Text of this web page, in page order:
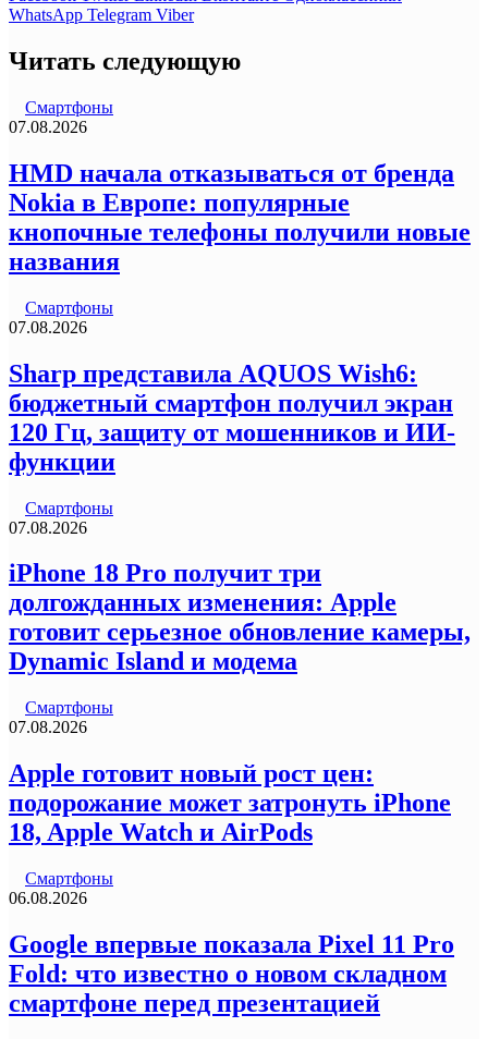
WhatsApp Telegram Viber
Читать следующую
Смартфоны
07.08.2026
HMD начала отказываться от бренда
Nokia в Европе: популярные
кнопочные телефоны получили новые
названия
Смартфоны
07.08.2026
Sharp представила AQUOS Wish6:
бюджетный смартфон получил экран
120 Гц, защиту от мошенников и ИИ-
функции
Смартфоны
07.08.2026
iPhone 18 Pro получит три
долгожданных изменения: Apple
готовит серьезное обновление камеры,
Dynamic Island и модема
Смартфоны
07.08.2026
Apple готовит новый рост цен:
подорожание может затронуть iPhone
18, Apple Watch и AirPods
Смартфоны
06.08.2026
Google впервые показала Pixel 11 Pro
Fold: что известно о новом складном
смартфоне перед презентацией